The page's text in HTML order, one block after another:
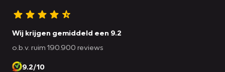
Wij krijgen gemiddeld een 9.2
o.b.v. ruim 190.900 reviews
9.2/10